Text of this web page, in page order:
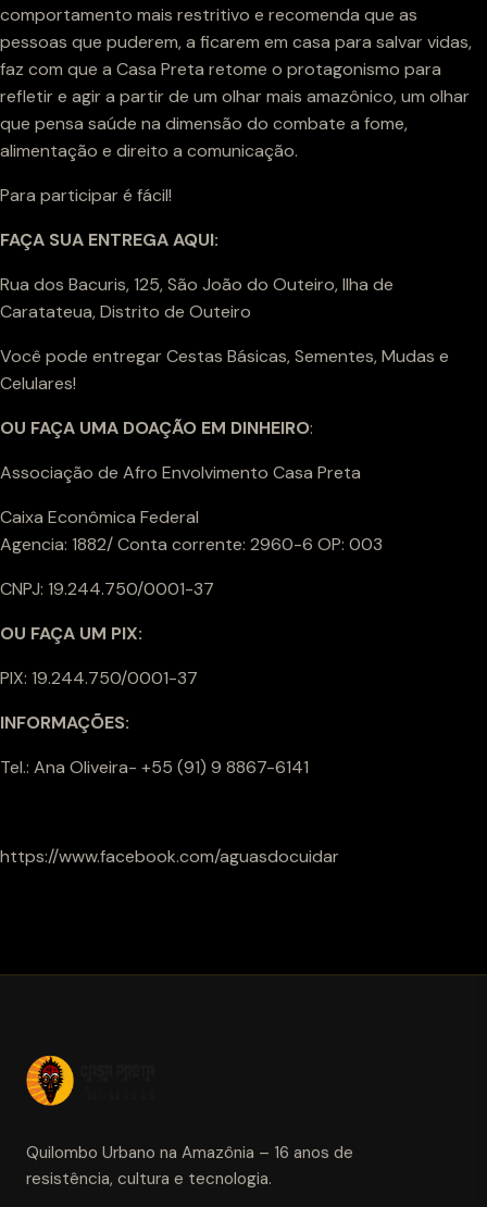
comportamento mais restritivo e recomenda que as
pessoas que puderem, a ficarem em casa para salvar vidas,
faz com que a Casa Preta retome o protagonismo para
refletir e agir a partir de um olhar mais amazônico, um olhar
que pensa saúde na dimensão do combate a fome,
alimentação e direito a comunicação.
Para participar é fácil!
FAÇA SUA ENTREGA AQUI:
Rua dos Bacuris, 125, São João do Outeiro, Ilha de
Caratateua, Distrito de Outeiro
Você pode entregar Cestas Básicas, Sementes, Mudas e
Celulares!
OU FAÇA UMA DOAÇÃO EM DINHEIRO:
Associação de Afro Envolvimento Casa Preta
Caixa Econômica Federal
Agencia: 1882/ Conta corrente: 2960-6 OP: 003
CNPJ: 19.244.750/0001-37
OU FAÇA UM PIX:
PIX: 19.244.750/0001-37
INFORMAÇÕES:
Tel.: Ana Oliveira- +55 (91) 9 8867-6141
https://www.facebook.com/aguasdocuidar
Quilombo Urbano na Amazônia – 16 anos de
resistência, cultura e tecnologia.